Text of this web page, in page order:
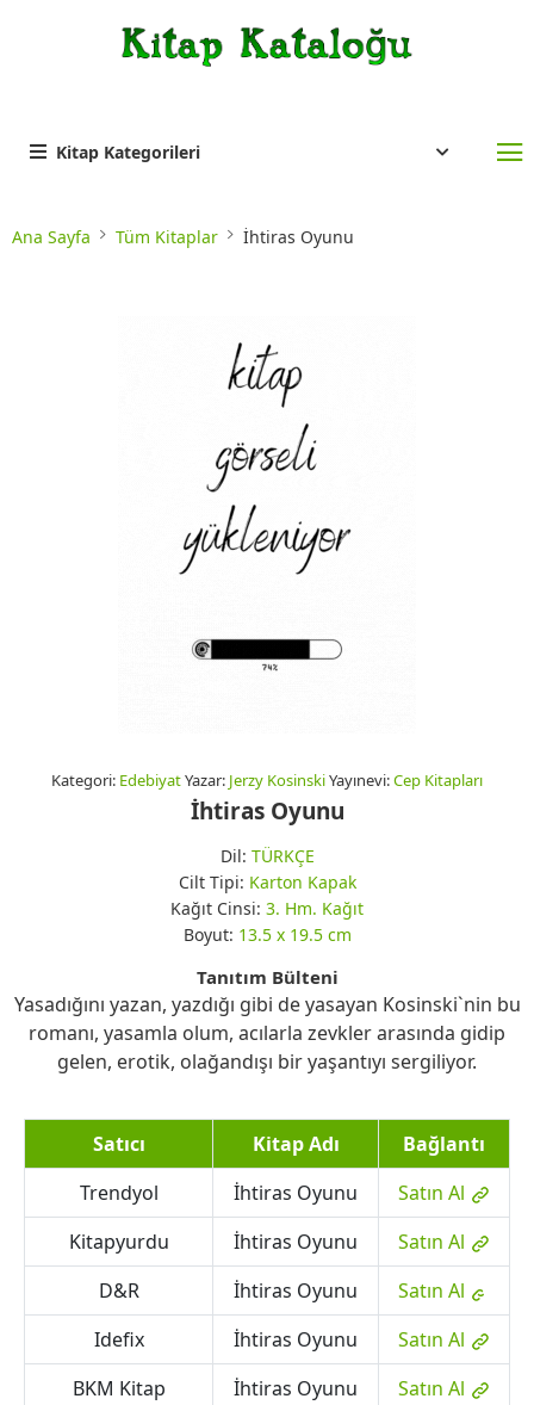
Kitap Kategorileri
Ana Sayfa Tüm Kitaplar İhtiras Oyunu
Kategori: EdebiyatYazar: Jerzy KosinskiYayınevi:Cep Kitapları
İhtiras Oyunu
Dil: TÜRKÇE
Cilt Tipi: Karton Kapak
Kağıt Cinsi: 3. Hm. Kağıt
Boyut: 13.5 x 19.5 cm
Tanıtım Bülteni
Yasadığını yazan, yazdığı gibi de yasayan Kosinski`nin bu
romanı, yasamla olum, acılarla zevkler arasında gidip
gelen, erotik, olağandışı bir yaşantıyı sergiliyor.
Satıcı Kitap Adı
Bağlantı
Trendyol
İhtiras Oyunu
Satın Al
Kitapyurdu
İhtiras Oyunu
Satın Al
D&R
İhtiras Oyunu
Satın Al
Idefix
İhtiras Oyunu
Satın Al
BKM Kitap
İhtiras Oyunu
Satın Al